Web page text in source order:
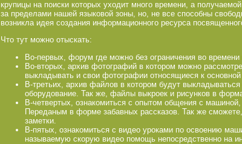
крупицы на поиски которых уходит много времени, а
за пределами нашей языковой зоны, но, не все способны
возникла идея создания информационного ресурса
Что тут можно отыскать:
Во-первых, форум где можно без ограничения во времени
Во-вторых, архив фотографий в котором можно
выкладывать и свои фотографии относящиеся к основной
В-третьих, архив файлов в котором будут
оборудование. Так же, файлы выкроек и рисунков в
В-четвертых, ознакомиться с опытом общения с
Переданым в форме забавных рассказов. Так же
заметки.
В-пятых, ознакомиться с видео уроками по освоению
называемую скорую видео помощь непосредственно на